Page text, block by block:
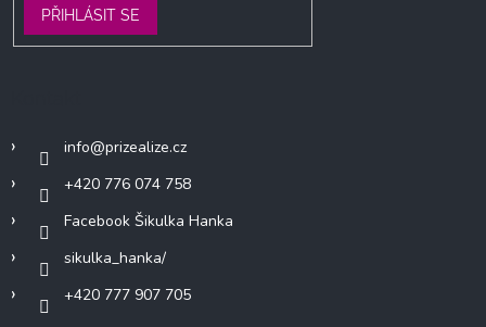
PŘIHLÁSIT SE
info@prizealize.cz
+420 776 074 758
Facebook Šikulka Hanka
sikulka_hanka/
+420 777 907 705